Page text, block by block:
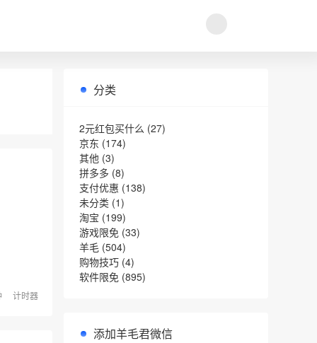
计时器
分类
2元红包买什么 (27)
京东 (174)
其他(3)
拼多多 (8)
支付优惠 (138)
未分类 (1)
淘宝 (199)
游戏限免(33)
羊毛(504)
购物技巧(4)
软件限免(895)
添加羊毛君微信